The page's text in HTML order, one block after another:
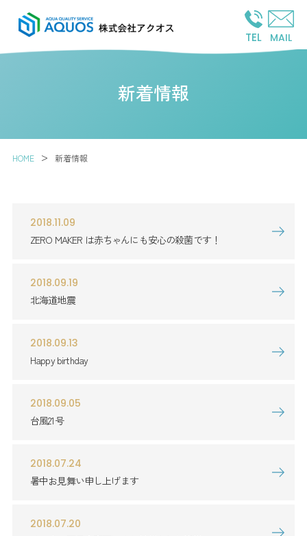
TEL MAIL
新着情報
HOME > 新着情報
2018.11.09
ZERO MAKER は赤ちゃんにも安心の殺菌です！
2018.09.19
北海道地震
2018.09.13
Happy birthday
2018.09.05
台風21号
2018.07.24
暑中お見舞い申し上げます
2018.07.20